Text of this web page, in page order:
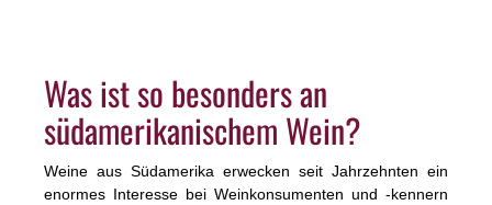
verkörpert dieser Wein die Essenz des
argentinischen Hochland-Malbecs – authentisch,
intensiv und außergewöhnlich.
Was ist so besonders an
südamerikanischem Wein?
Weine aus Südamerika erwecken seit Jahrzehnten ein
enormes Interesse bei Weinkonsumenten und -kennern